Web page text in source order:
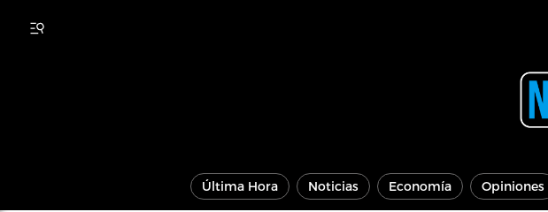
Última Hora Noticias Economía Opiniones